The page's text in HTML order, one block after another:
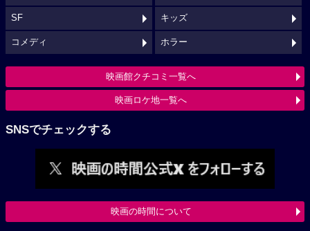
SF キッズ
コメディ ホラー
映画館クチコミ一覧へ
映画ロケ地一覧へ
SNSでチェックする
映画の時間について